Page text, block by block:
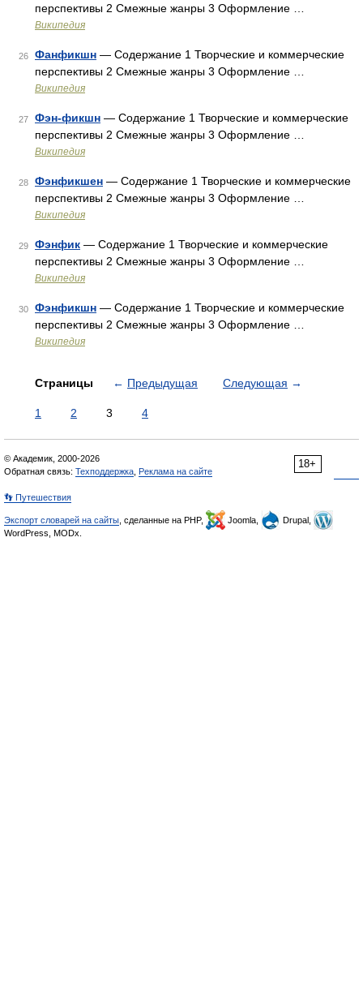
перспективы 2 Смежные жанры 3 Оформление …
Википедия
26 Фанфикшн — Содержание 1 Творческие и коммерческие
перспективы 2 Смежные жанры 3 Оформление …
Википедия
27 Фэн-фикшн — Содержание 1 Творческие и коммерческие
перспективы 2 Смежные жанры 3 Оформление …
Википедия
28 Фэнфикшен — Содержание 1 Творческие и коммерческие
перспективы 2 Смежные жанры 3 Оформление …
Википедия
29 Фэнфик — Содержание 1 Творческие и коммерческие
перспективы 2 Смежные жанры 3 Оформление …
Википедия
30 Фэнфикшн — Содержание 1 Творческие и коммерческие
перспективы 2 Смежные жанры 3 Оформление …
Википедия
Страницы ← Предыдущая Следующая →
1 2 3 4
18+
© Академик, 2000-2026
Обратная связь: Техподдержка Реклама на сайте
👣 Путешествия
Экспорт словарей на сайты , сделанные на PHP, Joomla,
Drupal,
WordPress, MODx.